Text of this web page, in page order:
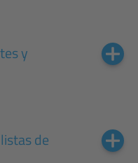
y
de